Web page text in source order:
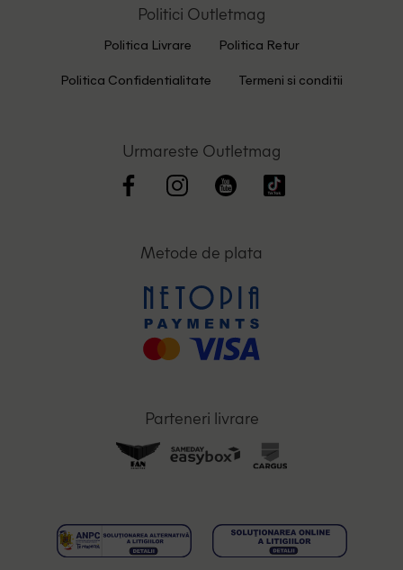
Politici Outletmag
Politica Livrare Politica Retur
Politica Confidentialitate Termeni si conditii
Urmareste Outletmag
Metode de plata
Parteneri livrare